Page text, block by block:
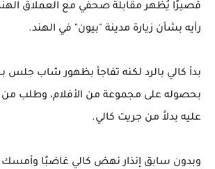
قصيرًا يُظهر مقابلة صحفي مع العملاق
رأيه بشأن زيارة مدينة "بيون" في الهند.
بدأ كالي بالرد لكنه تفاجأ بظهور شاب جلس
بحصوله على مجموعة من الأفلام، وطلب من
عليه بدلاً من جريت كالي.
وبدون سابق إنذار نهض كالي غاضبًا